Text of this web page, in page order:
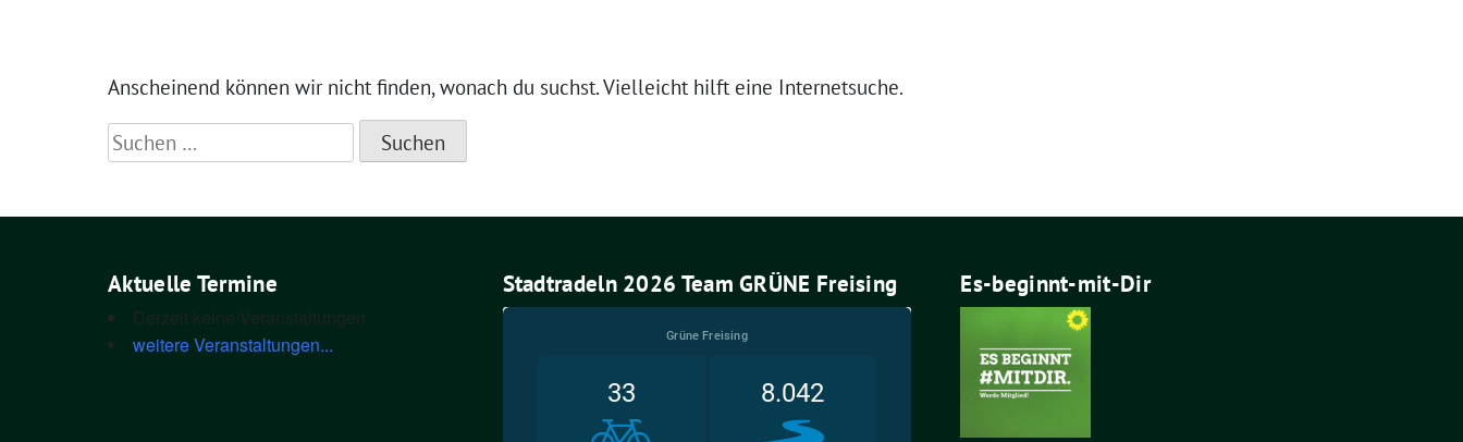
Anscheinend können wir nicht finden, wonach du suchst. Vielleicht hilft eine Internetsuche.
Suchen
nach:
Aktuelle Termine
Derzeit keine Veranstaltungen
weitere Veranstaltungen...
Stadtradeln 2026 Team GRÜNE Freising Es-beginnt-mit-Dir